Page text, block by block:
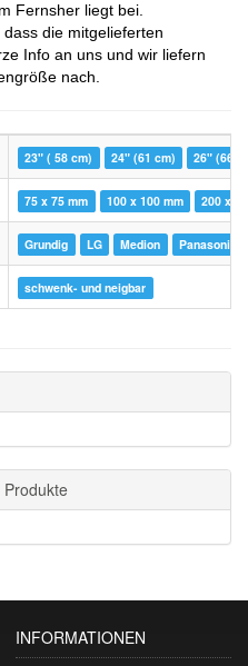
Fernsher liegt bei.
die mitgelieferten
Info an uns und wir liefern
nach.
23" ( 58 cm) 24" (61 cm) 26" (66
75 x 75 mm 100 x 100 mm 200 x
Grundig LG Medion Panasonic
schwenk- und neigbar
INFORMATIONEN